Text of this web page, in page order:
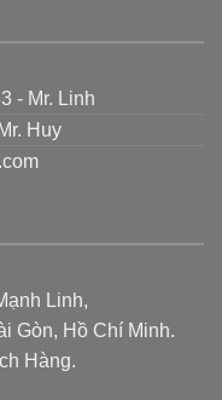
- Mr. Linh
Huy
Linh,
Gòn, Hồ Chí Minh.
Hàng.